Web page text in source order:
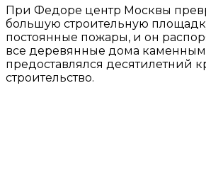
При Федоре центр Москвы
большую строительную
постоянные пожары, и он
все деревянные дома
предоставлялся десятилетний
строительство.